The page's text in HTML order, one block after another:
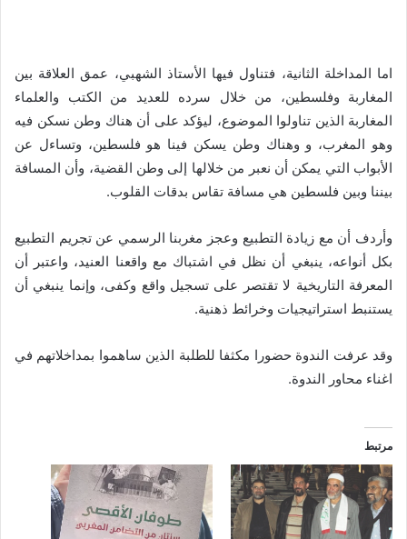
اما المداخلة الثانية، فتناول فيها الأستاذ الشهبي، عمق العلاقة بين
المغاربة وفلسطين، من خلال سرده للعديد من الكتب والعلماء
المغاربة الذين تناولوا الموضوع، ليؤكد على أن هناك وطن نسكن فيه
وهو المغرب، و وهناك وطن يسكن فينا هو فلسطين، وتساءل عن
الأبواب التي يمكن أن نعبر من خلالها إلى وطن القضية، وأن المسافة
بيننا وبين فلسطين هي مسافة تقاس بدقات القلوب.
وأردف أن مع زيادة التطبيع وعجز مغربنا الرسمي عن تجريم التطبيع
بكل أنواعه، ينبغي أن نظل في اشتباك مع واقعنا العنيد، واعتبر أن
المعرفة التاريخية لا تقتصر على تسجيل واقع وكفى، وإنما ينبغي أن
يستنبط استراتيجيات وخرائط ذهنية.
وقد عرفت الندوة حضورا مكثفا للطلبة الذين ساهموا بمداخلاتهم في
اغناء محاور الندوة.
مرتبط